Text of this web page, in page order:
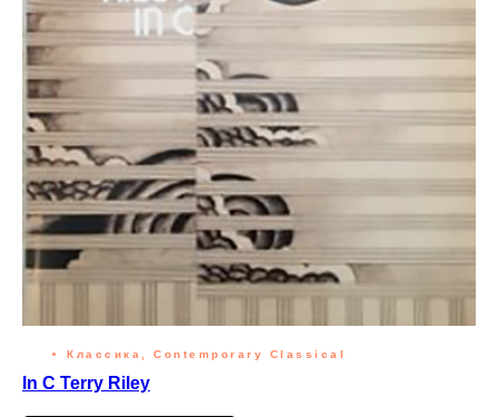
Классика, Contemporary Classical
In C Terry Riley